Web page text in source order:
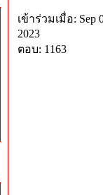
เข้าร่วมเมื่อ: Sep
2023
ตอบ: 1163